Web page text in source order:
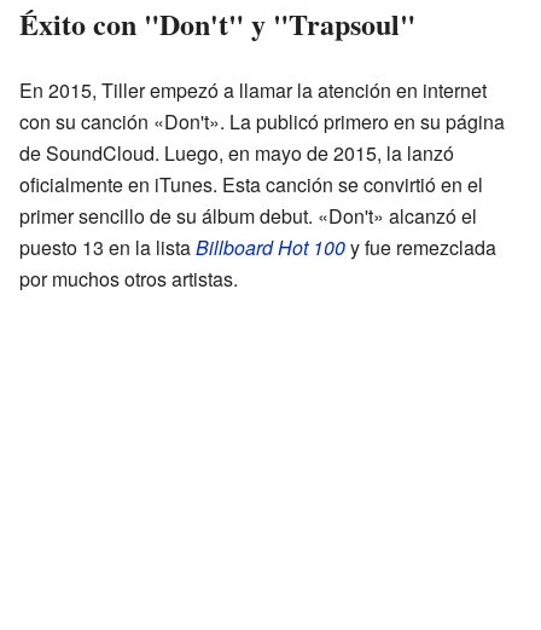
Éxito con "Don't" y "Trapsoul"
En 2015, Tiller empezó a llamar la atención en internet
con su canción «Don't». La publicó primero en su página
de SoundCloud. Luego, en mayo de 2015, la lanzó
oficialmente en iTunes. Esta canción se convirtió en el
primer sencillo de su álbum debut. «Don't» alcanzó el
puesto 13 en la listaBillboard Hot 100y fue remezclada
por muchos otros artistas.